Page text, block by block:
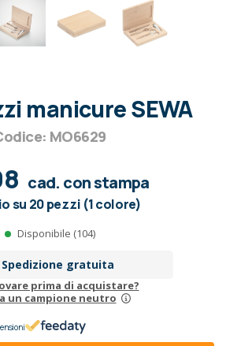
manicure SEWA
MO6629
cad. con stampa
su 20 pezzi (1 colore)
Disponibile (104)
Spedizione gratuita
prima di acquistare?
un campione neutro